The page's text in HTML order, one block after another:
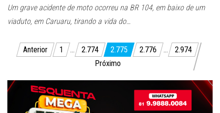
Um grave acidente de moto ocorreu na BR 104, em baixo de um
viaduto, em Caruaru, tirando a vida do…
Paginação
posts
Anterior 1 … 2.774 2.775 2.776 …
2.974
Próximo